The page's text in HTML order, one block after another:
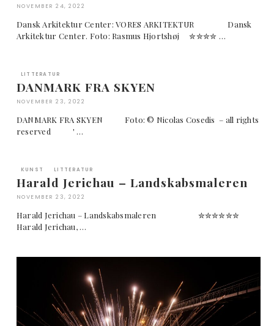
NOVEMBER 24, 2022
Dansk Arkitektur Center: VORES ARKITEKTUR Dansk
Arkitektur Center. Foto: Rasmus Hjortshøj ✮✮✮✮ …
LITTERATUR
DANMARK FRA SKYEN
NOVEMBER 23, 2022
DANMARK FRA SKYEN Foto: © Nicolas Cosedis – all rights
reserved ' …
KUNST LITTERATUR
Harald Jerichau – Landskabsmaleren
NOVEMBER 23, 2022
Harald Jerichau – Landskabsmaleren ✮✮✮✮✮✮
Harald Jerichau, …